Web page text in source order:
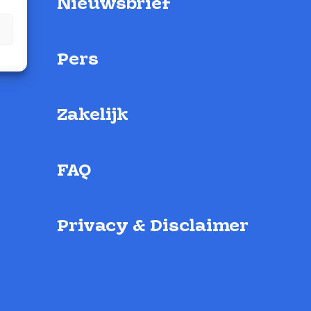
Nieuwsbrief
Pers
Zakelijk
FAQ
Privacy & Disclaimer